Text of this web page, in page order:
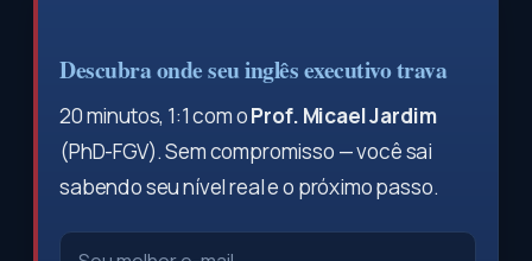
Descubra onde seu inglês executivo trava
20 minutos, 1:1 com oProf. Micael Jardim
(PhD-FGV). Sem compromisso — você sai
sabendo seu nível real e o próximo passo.